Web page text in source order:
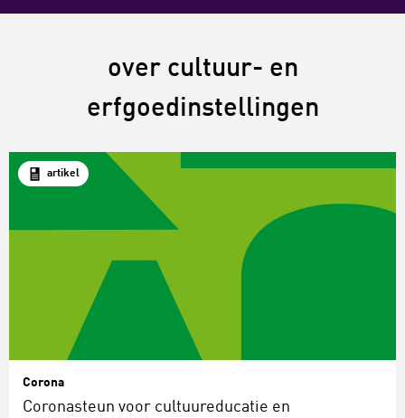
over cultuur- en
erfgoedinstellingen
artikel
Corona
Coronasteun voor cultuureducatie en